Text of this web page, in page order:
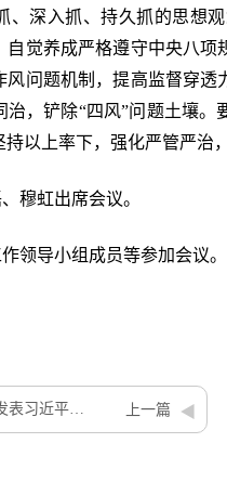
、深入抓、持久抓的思想
自觉养成严格遵守中央八
风问题机制，提高监督穿
治，铲除“四风”问题土壤
以上率下，强化严管严治
穆虹出席会议。
领导小组成员等参加会议。
《求是》杂志发表习近平总书记重要文章《弘扬伟大抗战精神，向着中华民族伟大复兴的光辉彼岸奋勇前进》 上一篇